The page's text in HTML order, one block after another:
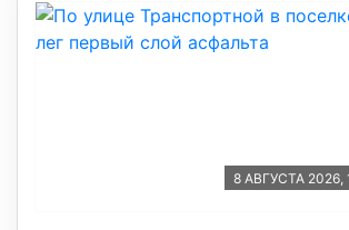
8 АВГУСТА 2026,